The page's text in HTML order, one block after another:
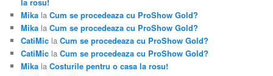
Mika laCum se procedeaza cu ProShow Gold?
Mika laCum se procedeaza cu ProShow Gold?
CatiMic laCum se procedeaza cu ProShow Gold?
CatiMic laCum se procedeaza cu ProShow Gold?
Mika laCosturile pentru o casa la rosu!